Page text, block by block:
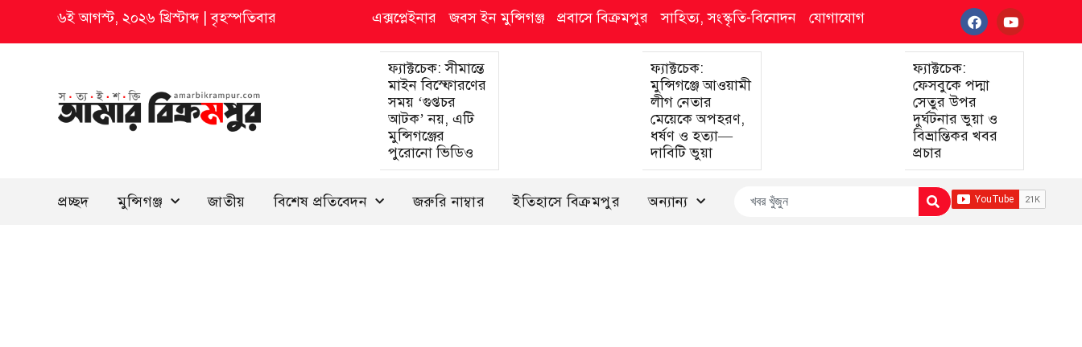
৬ই আগস্ট, ২০২৬ খ্রিস্টাব্দ|বৃহস্পতিবার এক্সপ্লেইনার জবস ইন মুন্সিগঞ্জ প্রবাসে বিক্রমপুর সাহিত্য, সংস্কৃতি-বিনোদন যোগাযোগ
ফ্যাক্টচেক: সীমান্তে
মাইন বিস্ফোরণের
সময় ‘গুপ্তচর
আটক’ নয়, এটি
মুন্সিগঞ্জের
পুরোনো ভিডিও
ফ্যাক্টচেক:
মুন্সিগঞ্জে আওয়ামী
লীগ নেতার
মেয়েকে অপহরণ,
ধর্ষণ ও হত্যা—
দাবিটি ভুয়া
ফ্যাক্টচেক:
ফেসবুকে পদ্মা
সেতুর উপর
দুর্ঘটনার ভুয়া ও
বিভ্রান্তিকর খবর
প্রচার
প্রচ্ছদ মুন্সিগঞ্জ জাতীয় বিশেষ প্রতিবেদন জরুরি নাম্বার ইতিহাসে বিক্রমপুর অন্যান্য